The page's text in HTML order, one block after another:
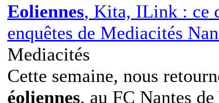
Eoliennes, Kita, ILink : ce
enquêtes de Mediacités
Mediacités
Cette semaine, nous
éoliennes, au FC Nantes